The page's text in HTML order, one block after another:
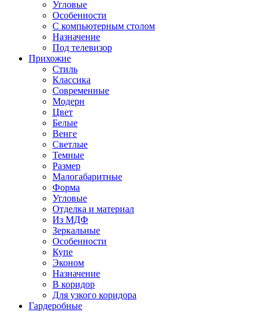
Угловые
Особенности
С компьютерным столом
Назначение
Под телевизор
Прихожие
Стиль
Классика
Современные
Модерн
Цвет
Белые
Венге
Светлые
Темные
Размер
Малогабаритные
Форма
Угловые
Отделка и материал
Из МДФ
Зеркальные
Особенности
Купе
Эконом
Назначение
В коридор
Для узкого коридора
Гардеробные